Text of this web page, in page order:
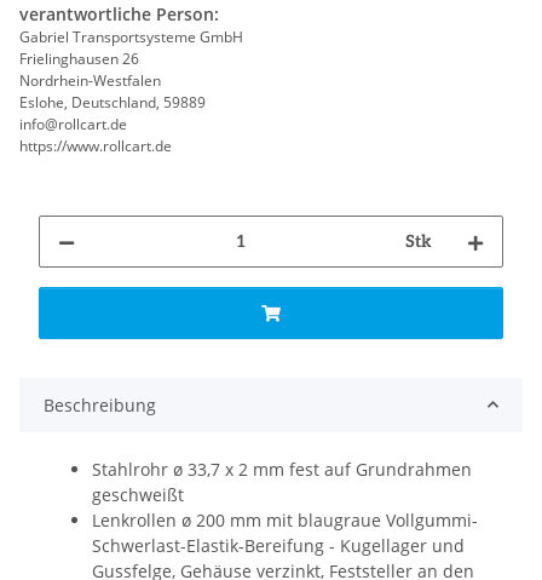
verantwortliche Person:
Gabriel Transportsysteme GmbH
Frielinghausen 26
Nordrhein-Westfalen
Eslohe, Deutschland, 59889
info@rollcart.de
https://www.rollcart.de
Stk
Beschreibung
Stahlrohr ø 33,7 x 2 mm fest auf Grundrahmen
geschweißt
Lenkrollen ø 200 mm mit blaugraue Vollgummi-
Schwerlast-Elastik-Bereifung - Kugellager und
Gussfelge, Gehäuse verzinkt, Feststeller an den